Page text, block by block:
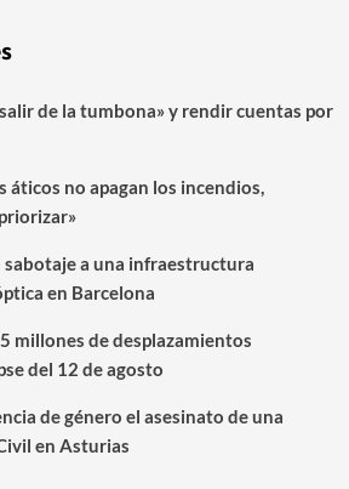
de la tumbona» y rendir cuentas por
áticos no apagan los incendios,
a una infraestructura
en Barcelona
millones de desplazamientos
del 12 de agosto
de género el asesinato de una
en Asturias